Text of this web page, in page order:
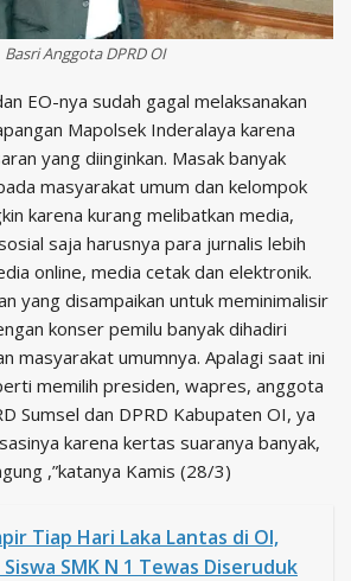
Basri Anggota DPRD OI
EO-nya sudah gagal melaksanakan
Mapolsek Inderalaya karena
yang diinginkan. Masak banyak
masyarakat umum dan kelompok
karena kurang melibatkan media,
saja harusnya para jurnalis lebih
online, media cetak dan elektronik.
yang disampaikan untuk meminimalisir
konser pemilu banyak dihadiri
masyarakat umumnya. Apalagi saat ini
memilih presiden, wapres, anggota
Sumsel dan DPRD Kabupaten OI, ya
karena kertas suaranya banyak,
,”katanya Kamis (28/3)
Tiap Hari Laka Lantas di OI,
SMK N 1 Tewas Diseruduk